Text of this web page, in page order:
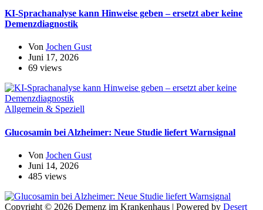
KI-Sprachanalyse kann Hinweise geben – ersetzt aber keine
Demenzdiagnostik
Von Jochen Gust
Juni 17, 2026
69 views
Allgemein & Speziell
Glucosamin bei Alzheimer: Neue Studie liefert Warnsignal
Von Jochen Gust
Juni 14, 2026
485 views
Copyright © 2026 Demenz im Krankenhaus | Powered by Desert